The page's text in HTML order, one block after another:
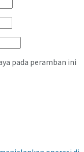
pada peramban ini